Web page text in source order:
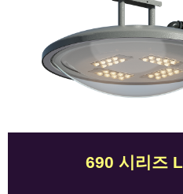
690 시리즈 L